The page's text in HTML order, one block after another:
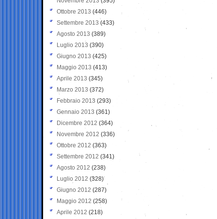
Ottobre 2013 (446)
Settembre 2013 (433)
Agosto 2013 (389)
Luglio 2013 (390)
Giugno 2013 (425)
Maggio 2013 (413)
Aprile 2013 (345)
Marzo 2013 (372)
Febbraio 2013 (293)
Gennaio 2013 (361)
Dicembre 2012 (364)
Novembre 2012 (336)
Ottobre 2012 (363)
Settembre 2012 (341)
Agosto 2012 (238)
Luglio 2012 (328)
Giugno 2012 (287)
Maggio 2012 (258)
Aprile 2012 (218)